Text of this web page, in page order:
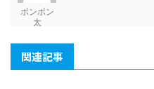
ボンボン
太
関連記事